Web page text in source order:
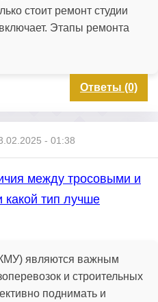
стоит ремонт студии
Этапы ремонта
Ответы (0)
- 01:38
между тросовыми и
какой тип лучше
являются важным
и строительных
поднимать и